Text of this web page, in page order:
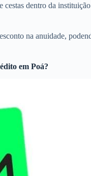
cestas dentro da
na anuidade,
em Poá?